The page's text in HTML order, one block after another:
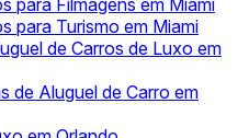
para Filmagens em Miami
para Turismo em Miami
de Carros de Luxo em
de Aluguel de Carro em